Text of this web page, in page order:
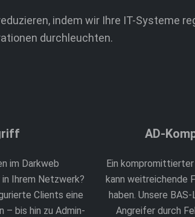
indem wir Ihre IT-Systeme
durchleuchten.
im Darkweb
Ihrem Netzwerk?
Clients eine
– bis hin zu Admin-
AD-
Ein
kann weitreichende
haben. Unsere
Angreifer durch